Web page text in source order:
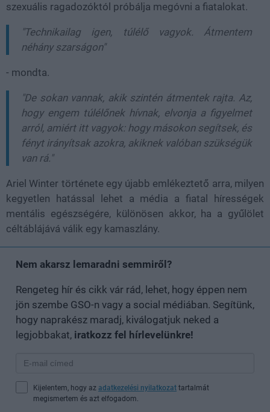
szexuális ragadozóktól próbálja megóvni a fiatalokat.
"Technikailag igen, túlélő vagyok. Átmentem
néhány szarságon"
- mondta.
"De sokan vannak, akik szintén átmentek rajta. Az,
hogy engem túlélőnek hívnak, elvonja a figyelmet
arról, amiért itt vagyok: hogy másokon segítsek, és
fényt irányítsak azokra, akiknek valóban szükségük
van rá."
Ariel Winter története egy újabb emlékeztető arra, milyen
kegyetlen hatással lehet a média a fiatal hírességek
mentális egészségére, különösen akkor, ha a gyűlölet
céltáblájává válik egy kamaszlány.
Nem akarsz lemaradni semmiről?
Rengeteg hír és cikk vár rád, lehet, hogy éppen nem
jön szembe GSO-n vagy a social médiában. Segítünk,
hogy naprakész maradj, kiválogatjuk neked a
legjobbakat, iratkozz fel hírlevelünkre!
Kijelentem, hogy az adatkezelési nyilatkozat tartalmát
megismertem és azt elfogadom.